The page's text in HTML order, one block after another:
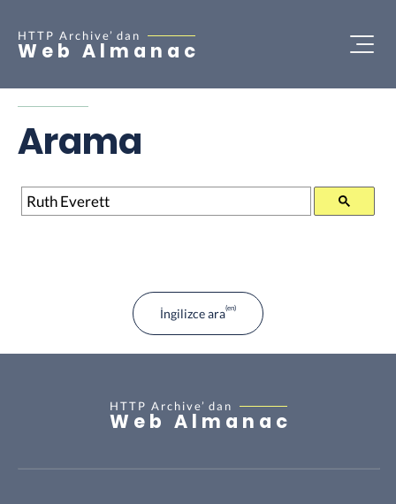
HTTP Archive’ dan
Web Almanac
Arama
Arama
İngilizce ara
HTTP Archive’ dan
Web Almanac